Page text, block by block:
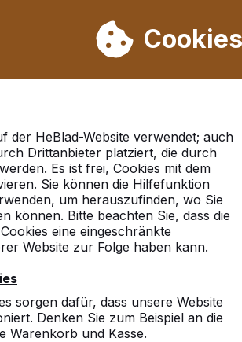
Woche 33 nicht. Bitte
Cookies
der HeBlad-Website verwendet; auch
Drittanbieter platziert, die durch
Es ist frei, Cookies mit dem
Sie können die Hilfefunktion
um herauszufinden, wo Sie
können. Bitte beachten Sie, dass die
eine eingeschränkte
Website zur Folge haben kann.
sorgen dafür, dass unsere Website
Denken Sie zum Beispiel an die
Warenkorb und Kasse.
Produkten verkauft